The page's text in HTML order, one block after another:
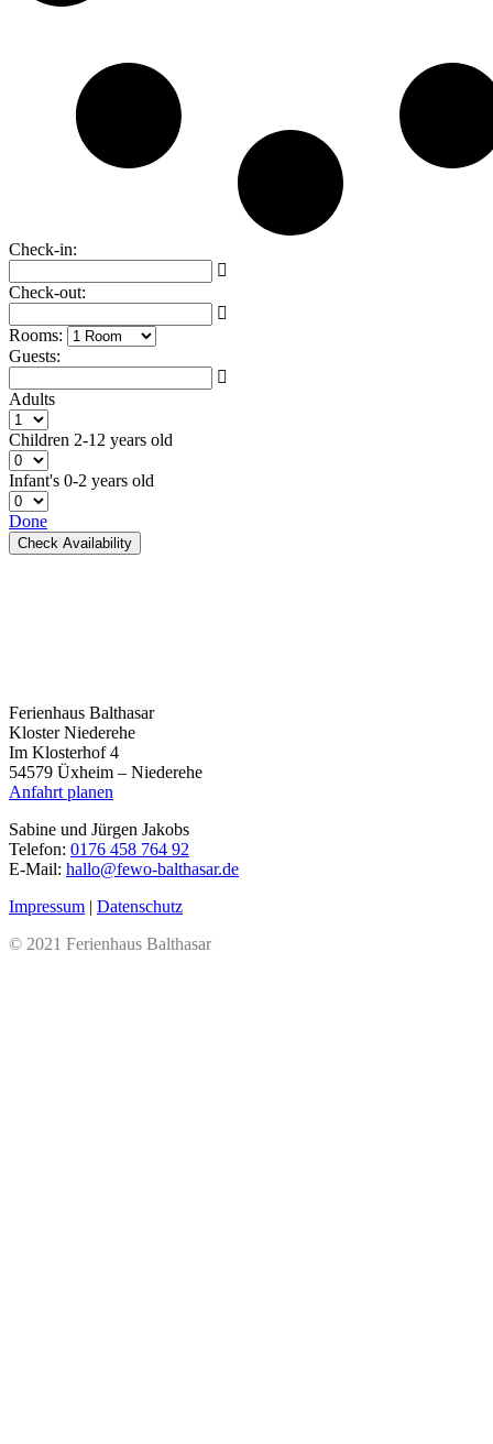
Check-in:
Check-out:
Rooms:
Guests:
Adults
Children 2-12 years old
Infant's 0-2 years old
Done
Check Availability
Ferienhaus Balthasar
Kloster Niederehe
Im Klosterhof 4
54579 Üxheim – Niederehe
Anfahrt planen
Sabine und Jürgen Jakobs
Telefon: 0176 458 764 92
E-Mail: hallo@fewo-balthasar.de
Impressum | Datenschutz
© 2021 Ferienhaus Balthasar